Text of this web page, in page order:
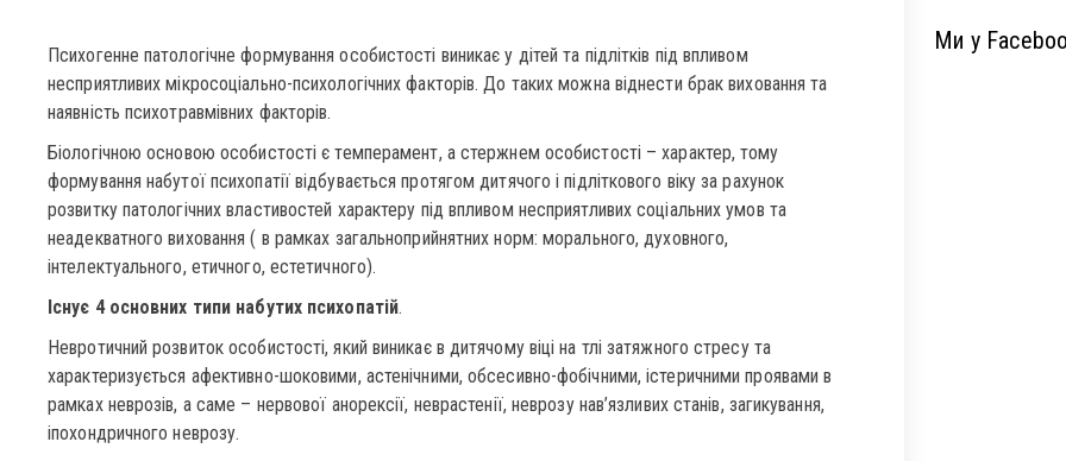
Психогенне патологічне формування особистості виникає у дітей та підлітків під впливом
несприятливих мікросоціально-психологічних факторів. До таких можна віднести брак виховання та
наявність психотравмівних факторів.
Біологічною основою особистості є темперамент, а стержнем особистості – характер, тому
формування набутої психопатії відбувається протягом дитячого і підліткового віку за рахунок
розвитку патологічних властивостей характеру під впливом несприятливих соціальних умов та
неадекватного виховання ( в рамках загальноприйнятних норм: морального, духовного,
інтелектуального, етичного, естетичного).
Існує 4 основних типи набутих психопатій.
Невротичний розвиток особистості, який виникає в дитячому віці на тлі затяжного стресу та
характеризується афективно-шоковими, астенічними, обсесивно-фобічними, істеричними проявами в
рамках неврозів, а саме – нервової анорексії, неврастенії, неврозу нав’язливих станів, загикування,
іпохондричного неврозу.
Ми у